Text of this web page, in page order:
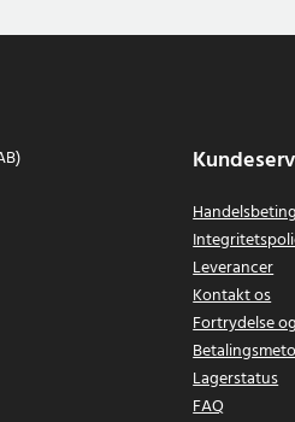
Leverancer
Kontakt os
Fortrydelse
Lagerstatus
FAQ